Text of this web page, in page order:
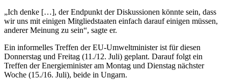
„Ich denke […], der Endpunkt der Diskussionen könnte sein, dass
wir uns mit einigen Mitgliedstaaten einfach darauf einigen müssen,
anderer Meinung zu sein“, sagte er.
Ein informelles Treffen der EU-Umweltminister ist für diesen
Donnerstag und Freitag (11./12. Juli) geplant. Darauf folgt ein
Treffen der Energieminister am Montag und Dienstag nächster
Woche (15./16. Juli), beide in Ungarn.